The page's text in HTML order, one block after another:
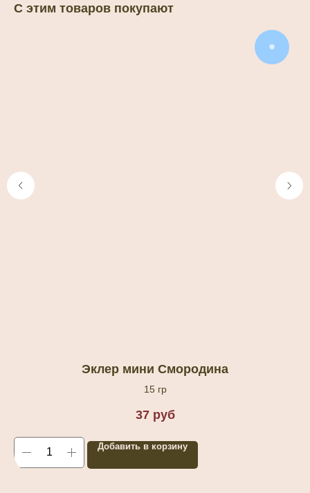
С этим товаров покупают
❅
Эклер мини Смородина
15 гр
37 руб
Добавить в корзину